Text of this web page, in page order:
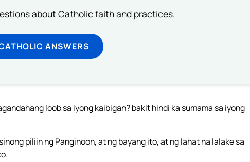
about Catholic faith and practices.
ANSWERS
loob sa iyong kaibigan? bakit hindi ka sumama sa iyong
piliin ng Panginoon, at ng bayang ito, at ng lahat na lalake sa